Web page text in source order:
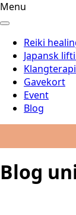
Menu
Reiki
Japansk
Gavekort
Event
Blog
Blog